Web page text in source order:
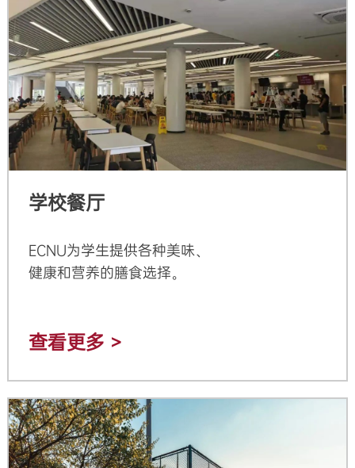
学校餐厅
ECNU为学生提供各种美味、
健康和营养的膳食选择。
查看更多 >